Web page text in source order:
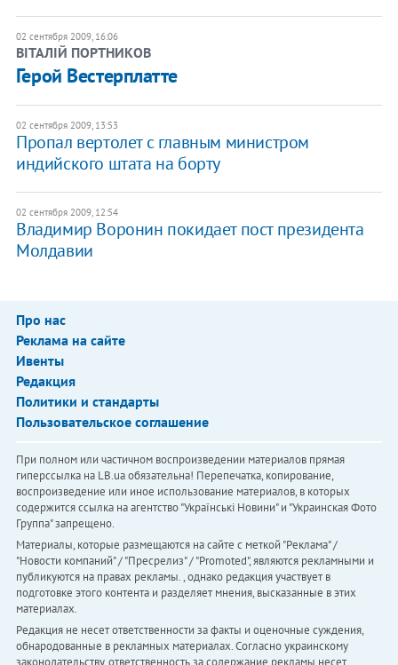
02 сентября 2009, 16:06
ВІТАЛІЙ ПОРТНИКОВ
Герой Вестерплатте
02 сентября 2009, 13:53
Пропал вертолет с главным министром
индийского штата на борту
02 сентября 2009, 12:54
Владимир Воронин покидает пост президента
Молдавии
Про нас
Реклама на сайте
Ивенты
Редакция
Политики и стандарты
Пользовательское соглашение
При полном или частичном воспроизведении материалов прямая
гиперссылка на LB.ua обязательна! Перепечатка, копирование,
воспроизведение или иное использование материалов, в которых
содержится ссылка на агентство "Українськi Новини" и "Украинская Фото
Группа" запрещено.
Материалы, которые размещаются на сайте с меткой "Реклама" /
"Новости компаний" / "Пресрелиз" / "Promoted", являются рекламными и
публикуются на правах рекламы. , однако редакция участвует в
подготовке этого контента и разделяет мнения, высказанные в этих
материалах.
Редакция не несет ответственности за факты и оценочные суждения,
обнародованные в рекламных материалах. Согласно украинскому
законодательству, ответственность за содержание рекламы несет